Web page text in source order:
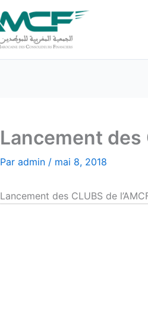
Lancement des
Par admin / mai 8, 2018
Lancement des CLUBS de